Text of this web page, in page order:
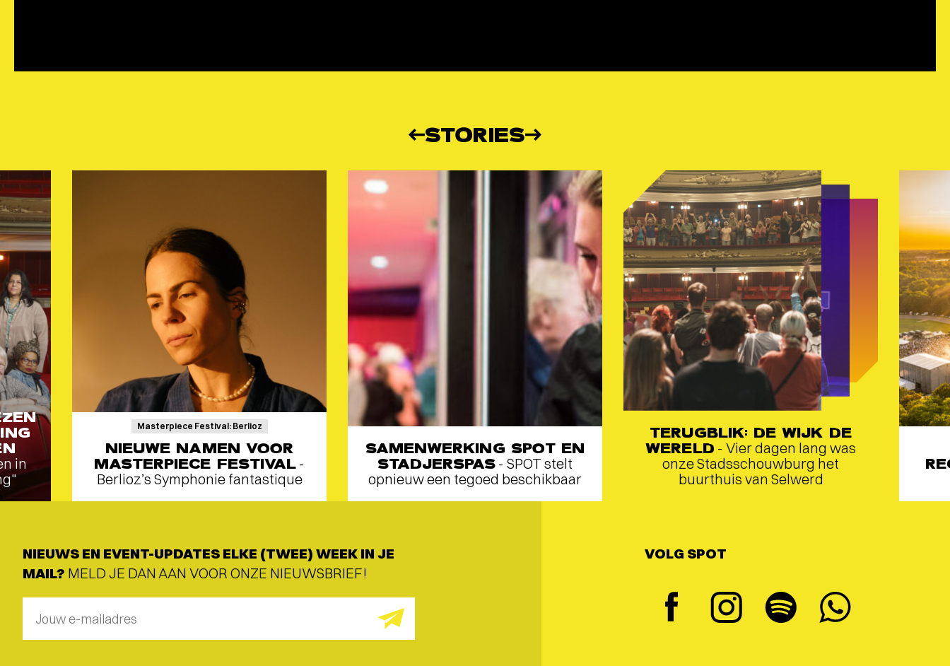
STORIES
in
Masterpiece Festival: Berlioz
NIEUWE NAMEN VOOR
MASTERPIECE FESTIVAL -
Berlioz’s Symphonie fantastique
SAMENWERKING SPOT EN
STADJERSPAS - SPOT stelt
opnieuw een tegoed beschikbaar
TERUGBLIK: DE WIJK DE
WERELD - Vier dagen lang was
onze Stadsschouwburg het
buurthuis van Selwerd
NIEUWS EN EVENT-UPDATES ELKE (TWEE) WEEK IN JE
MAIL? MELD JE DAN AAN VOOR ONZE NIEUWSBRIEF!
Jouw e-mailadres
VOLG SPOT